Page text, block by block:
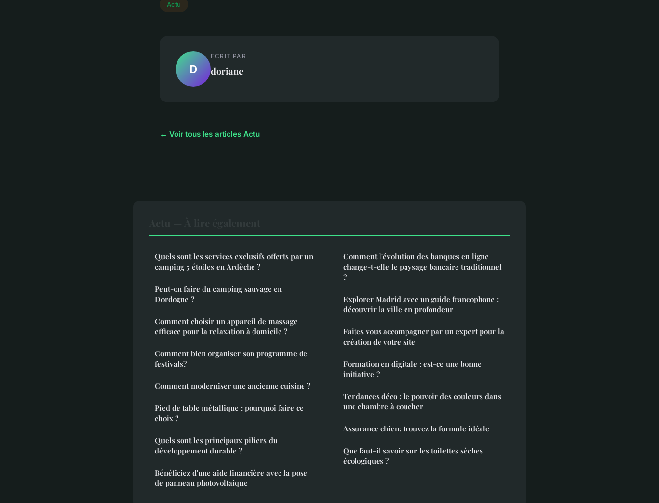
Actu
D
ECRIT PAR
doriane
← Voir tous les articles Actu
Quels sont les services exclusifs offerts par un
camping 5 étoiles en Ardèche ?
Peut-on faire du camping sauvage en
Dordogne ?
Comment choisir un appareil de massage
efficace pour la relaxation à domicile ?
Comment bien organiser son programme de
festivals?
Comment moderniser une ancienne cuisine ?
Pied de table métallique : pourquoi faire ce
choix ?
Quels sont les principaux piliers du
développement durable ?
Bénéficiez d'une aide financière avec la pose
de panneau photovoltaique
Comment l'évolution des banques en ligne
change-t-elle le paysage bancaire traditionnel
?
Explorer Madrid avec un guide francophone :
découvrir la ville en profondeur
Faites vous accompagner par un expert pour la
création de votre site
Formation en digitale : est-ce une bonne
initiative ?
Tendances déco : le pouvoir des couleurs dans
une chambre à coucher
Assurance chien: trouvez la formule idéale
Que faut-il savoir sur les toilettes sèches
écologiques ?